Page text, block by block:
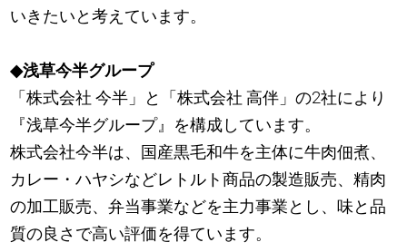
いきたいと考えています。
◆浅草今半グループ
「株式会社 今半」と「株式会社 高伴」の2社により
『浅草今半グループ』を構成しています。
株式会社今半は、国産黒毛和牛を主体に牛肉佃煮、
カレー・ハヤシなどレトルト商品の製造販売、精肉
の加工販売、弁当事業などを主力事業とし、味と品
質の良さで高い評価を得ています。